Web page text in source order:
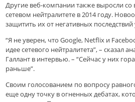
Другие веб-компании также выросли со
сетевом нейтралитете в 2014 году.
защитить их от негативных последствий
“Я не уверен, что Google, Netflix и
идее сетевого нейтралитета”, – сказал
Галлант в интервью. – “Сейчас у них
раньше”.
Своим голосованием по вопросу
еще одну точку в огненных дебатах,